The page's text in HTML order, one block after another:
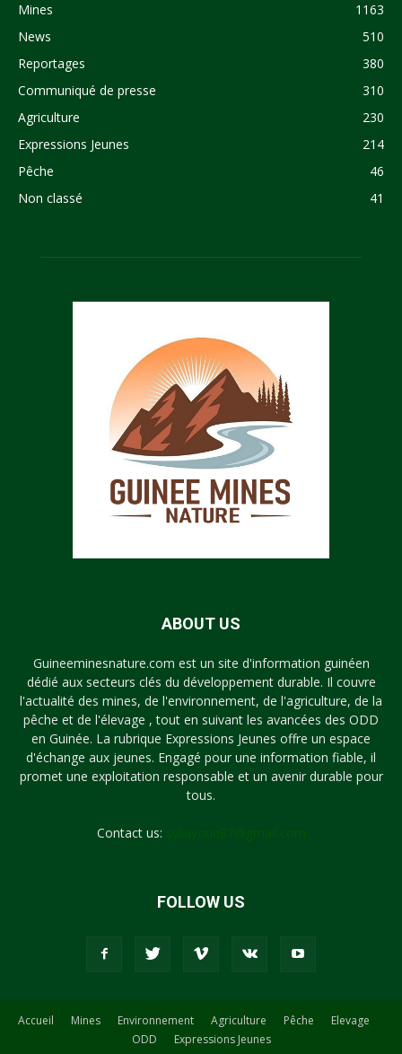
Mines
1163
News
510
Reportages
380
Communiqué de presse
310
Agriculture
230
Expressions Jeunes
214
Pêche
46
Non classé
41
ABOUT US
Guineeminesnature.com est un site d'information guinéen
dédié aux secteurs clés du développement durable. Il couvre
l'actualité des mines, de l'environnement, de l'agriculture, de la
pêche et de l'élevage , tout en suivant les avancées des ODD
en Guinée. La rubrique Expressions Jeunes offre un espace
d'échange aux jeunes. Engagé pour une information fiable, il
promet une exploitation responsable et un avenir durable pour
tous.
Contact us:
FOLLOW US
Accueil Mines Environnement Agriculture Pêche
Elevage
ODD
Expressions Jeunes